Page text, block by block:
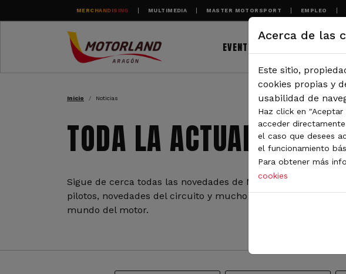
Pasar al contenido principal
MERCHANDISING MULTIMEDIA MASTER MOTORSPORT EMPLEO
EVENTOS
RUTA DE NAVEGACIÓN
Inicio Noticias
TODA LA ACTUALIDAD
Sigue de cerca todas las novedades de MotorLand Aragón.
pilotos, novedades del circuito y mucho más. Filtra por
mundo del motor.
Acerca de las
Este sitio,
cookies propias y
usabilidad de
Haz click en
acceder
el caso que desees
el funcionamiento
Para obtener más
cookies